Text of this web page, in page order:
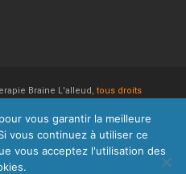
Braine L'alleud, tous droits
soutiennent vos soins. Pour
Privée
vous garantir la meilleure
vous continuez à utiliser ce
vous acceptez l'utilisation des